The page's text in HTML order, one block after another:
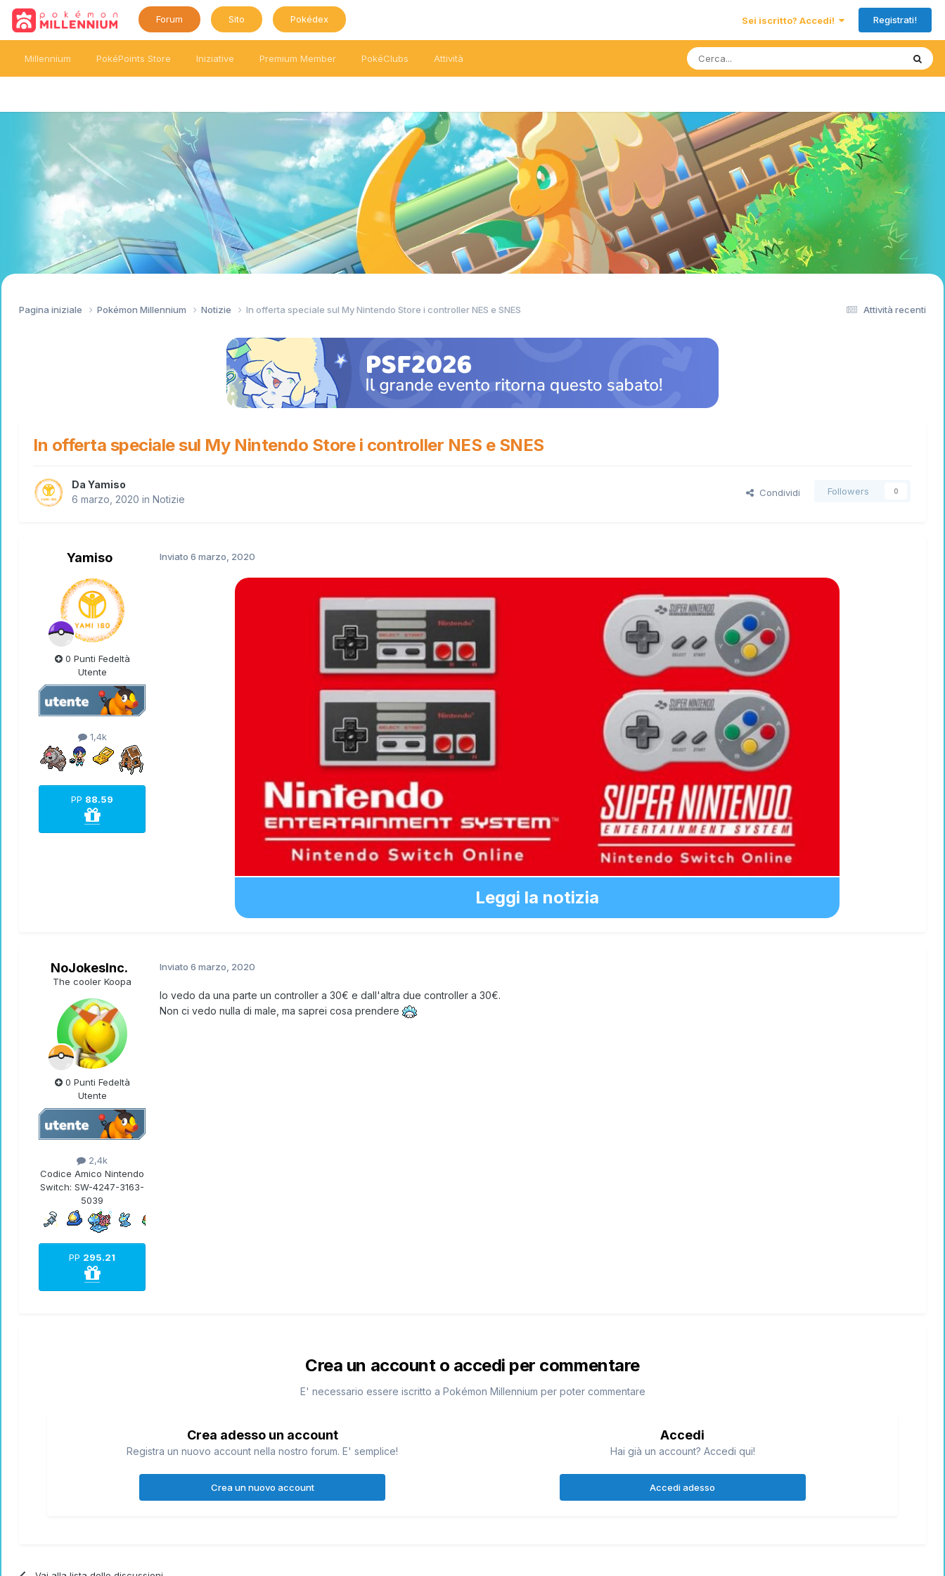
Forum Sito Pokédex Sei iscritto? Accedi! Registrati!
Millennium PokéPoints Store Iniziative Premium Member PokéClubs Attività
Attività recenti
Pagina iniziale Pokémon Millennium Notizie In offerta speciale sul My Nintendo Store i controller NES e SNES
In offerta speciale sul My Nintendo Store i controller NES e SNES
Da Yamiso
6 marzo, 2020 in Notizie
Condividi Followers 0
Yamiso
0 Punti Fedeltà
Utente
1,4k
PP 88.59
Inviato 6 marzo, 2020
Leggi la notizia
NoJokesInc.
The cooler Koopa
0 Punti Fedeltà
Utente
2,4k
Codice Amico Nintendo
Switch: SW-4247-3163-
5039
PP 295.21
Inviato 6 marzo, 2020
Io vedo da una parte un controller a 30€ e dall'altra due controller a 30€.
Non ci vedo nulla di male, ma saprei cosa prendere
Crea un account o accedi per commentare
E' necessario essere iscritto a Pokémon Millennium per poter commentare
Crea adesso un account
Registra un nuovo account nella nostro forum. E' semplice!
Crea un nuovo account
Accedi
Hai già un account? Accedi qui!
Accedi adesso